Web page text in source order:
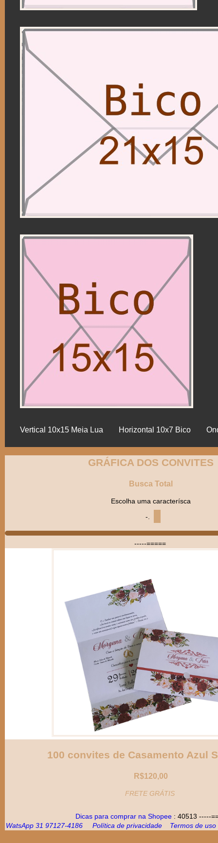
Vertical 10x15 Meia Lua Horizontal 10x7 Bico
GRÁFICA DOS CONVITES
Busca Total
Escolha uma caracterísca
-.
-----=====
100 convites de Casamento Azul
R$120,00
FRETE GRÁTIS
Dicas para comprar na Shopee : 40513 -----
WatsApp 31 97127-4186
Política de privacidade Termos de uso